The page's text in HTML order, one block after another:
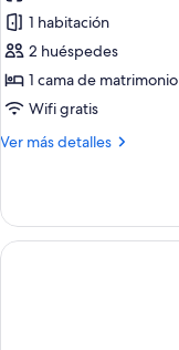
1 habitación
2 huéspedes
1 cama de matrimonio
Wifi gratis
Ver más detalles
Más
junior,
balcón,
vistas